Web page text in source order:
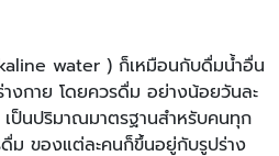
water ) ก็เหมือนกับดื่มน้ำอื่น
งกาย โดยควรดื่ม อย่างน้อยวันละ
ป็นปริมาณมาตรฐานสำหรับคนทุก
ของแต่ละคนก็ขึ้นอยู่กับรูปร่าง